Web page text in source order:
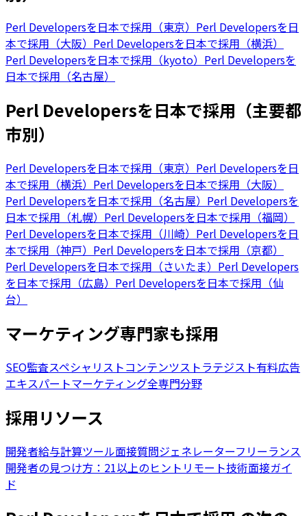
Perl Developersを日本で採用（東京） Perl Developersを日
本で採用（大阪） Perl Developersを日本で採用（横浜）
Perl Developersを日本で採用（kyoto） Perl Developersを
日本で採用（名古屋）
Perl Developersを日本で採用（主要都
市別）
Perl Developersを日本で採用（東京） Perl Developersを日
本で採用（横浜） Perl Developersを日本で採用（大阪）
Perl Developersを日本で採用（名古屋） Perl Developersを
日本で採用（札幌） Perl Developersを日本で採用（福岡）
Perl Developersを日本で採用（川崎） Perl Developersを日
本で採用（神戸） Perl Developersを日本で採用（京都）
Perl Developersを日本で採用（さいたま） Perl Developers
を日本で採用（広島） Perl Developersを日本で採用（仙
台）
マーケティング専門家も採用
SEO監査スペシャリストコンテンツストラテジスト有料広告
エキスパートマーケティング全専門分野
採用リソース
開発者給与計算ツール面接質問ジェネレーターフリーランス
開発者の見つけ方：21以上のヒント リモート技術面接ガイ
ド